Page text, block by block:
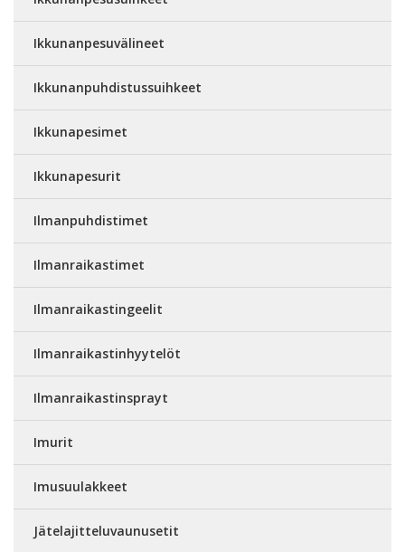
Ikkunanpesuvälineet
Ikkunanpuhdistussuihkeet
Ikkunapesimet
Ikkunapesurit
Ilmanpuhdistimet
Ilmanraikastimet
Ilmanraikastingeelit
Ilmanraikastinhyytelöt
Ilmanraikastinsprayt
Imurit
Imusuulakkeet
Jätelajitteluvaunusetit